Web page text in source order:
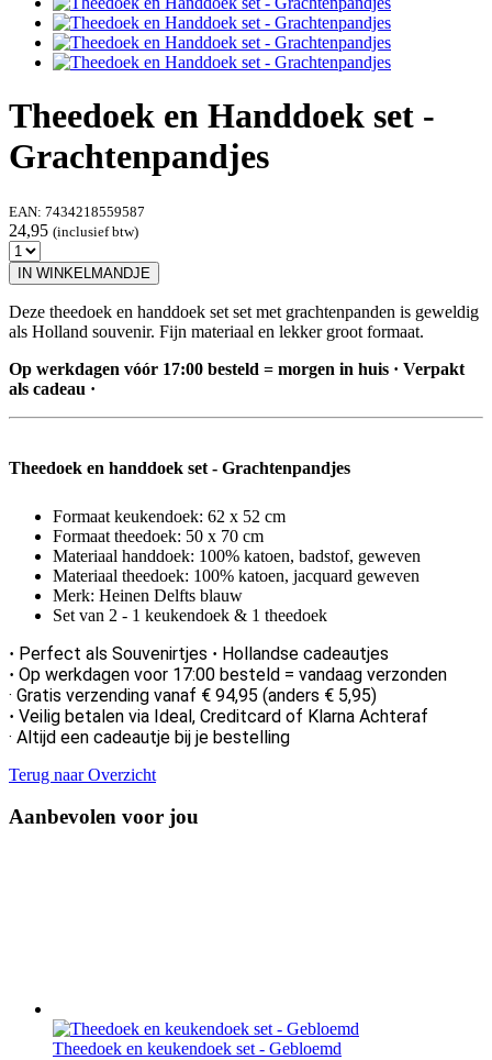
Theedoek en Handdoek set -
Grachtenpandjes
EAN: 7434218559587
24,95 (inclusief btw)
IN WINKELMANDJE
Deze theedoek en handdoek set set met grachtenpanden is geweldig
als Holland souvenir. Fijn materiaal en lekker groot formaat.
Op werkdagen vóór 17:00 besteld = morgen in huis · Verpakt
als cadeau ·
Theedoek en handdoek set - Grachtenpandjes
​Formaat keukendoek: 62 x 52 cm
Formaat theedoek: 50 x 70 cm
​Materiaal handdoek: 100% katoen, badstof, geweven
Materiaal theedoek: 100% katoen, jacquard geweven
Merk: Heinen Delfts blauw
Set van 2 - 1 keukendoek & 1 theedoek
· Perfect als Souvenirtjes · Hollandse cadeautjes
· Op werkdagen voor 17:00 besteld = vandaag verzonden
· Gratis verzending vanaf € 94,95 (anders € 5,95)
· Veilig betalen via Ideal, Creditcard of Klarna Achteraf
· Altijd een cadeautje bij je bestelling
Terug naar Overzicht
Aanbevolen voor jou
Theedoek en keukendoek set - Gebloemd